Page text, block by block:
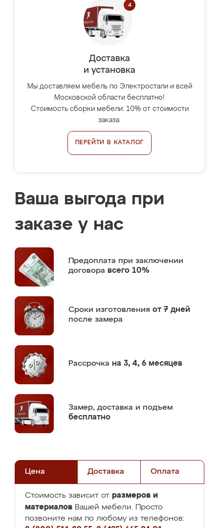
Доставка
и установка
Мы доставляем мебель по Электростали и всей
Московской области бесплатно!
Стоимость сборки мебели: 10% от стоимости
заказа.
ПЕРЕЙТИ В КАТАЛОГ
Ваша выгода при
заказе у нас
Предоплата при заключении
договора всего 10%
Сроки изготовления от 7 дней
после замера
Рассрочка на 3, 4, 6 месяцев
Замер, доставка и подъем
бесплатно
Цена Доставка Оплата
Стоимость зависит от размеров и
материалов Вашей мебели. Просто
позвоните нам по любому из телефонов: